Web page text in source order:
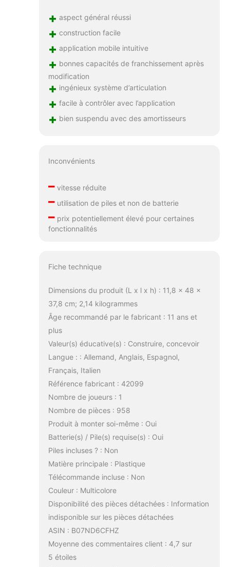
+ aspect général réussi
+ construction facile
+ application mobile intuitive
+ bonnes capacités de franchissement après
modification
+ ingénieux système d’articulation
+ facile à contrôler avec l’application
+ bien suspendu avec des amortisseurs
Inconvénients
–vitesse réduite
–utilisation de piles et non de batterie
–prix potentiellement élevé pour certaines
fonctionnalités
Fiche technique
Dimensions du produit (L x l x h) : 11,8 x 48 x
37,8 cm; 2,14 kilogrammes
Âge recommandé par le fabricant : 11 ans et
plus
Valeur(s) éducative(s) : Construire, concevoir
Langue : : Allemand, Anglais, Espagnol,
Français, Italien
Référence fabricant : 42099
Nombre de joueurs : 1
Nombre de pièces : 958
Produit à monter soi-même : Oui
Batterie(s) / Pile(s) requise(s) : Oui
Piles incluses ? : Non
Matière principale : Plastique
Télécommande incluse : Non
Couleur : Multicolore
Disponibilité des pièces détachées : Information
indisponible sur les pièces détachées
ASIN : B07ND6CFHZ
Moyenne des commentaires client : 4,7 sur
5 étoiles